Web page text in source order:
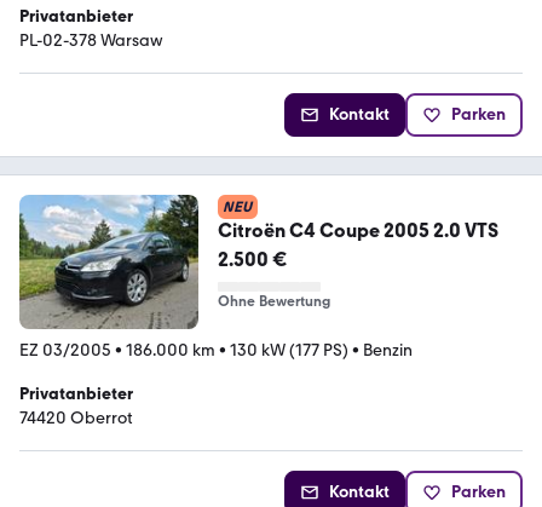
Privatanbieter
PL-02-378 Warsaw
Kontakt Parken
NEU
Citroën C4 Coupe 2005 2.0 VTS
2.500 €
Ohne Bewertung
EZ 03/2005 • 186.000 km • 130 kW (177 PS) • Benzin
Privatanbieter
74420 Oberrot
Kontakt Parken